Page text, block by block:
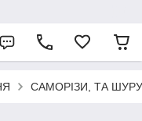
САМОРІЗИ, ТА